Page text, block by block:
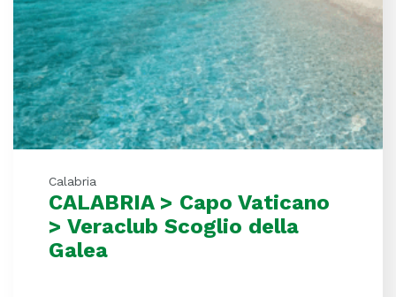
Calabria
CALABRIA > Capo Vaticano
> Veraclub Scoglio della
Galea